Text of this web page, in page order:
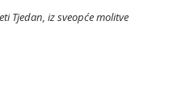
Tjedan, iz sveopće molitve